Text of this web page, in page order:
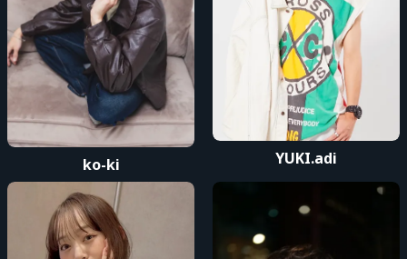
Advance Sale (Lottery)
RAY Vol.7（1st公演）
先行抽選（1st
VIP席）
AM to WED, JUN 17, 2026, at 11:59 PM
RAY Vol.7（2nd公演）
ko-ki YUKI.adi